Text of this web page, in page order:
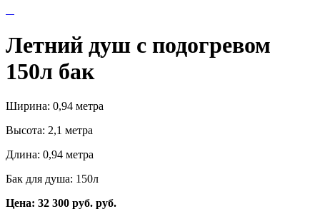
Летний душ с подогревом
150л бак
Ширина: 0,94 метра
Высота: 2,1 метра
Длина: 0,94 метра
Бак для душа: 150л
Цена: 32 300 руб. руб.